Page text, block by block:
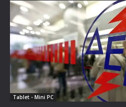
Tablet - Mini PC